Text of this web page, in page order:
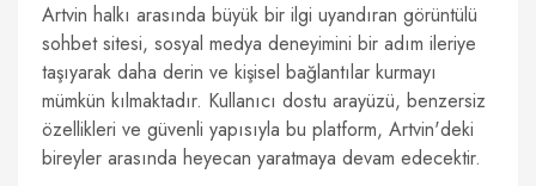
Artvin halkı arasında büyük bir ilgi uyandıran görüntülü
sohbet sitesi, sosyal medya deneyimini bir adım ileriye
taşıyarak daha derin ve kişisel bağlantılar kurmayı
mümkün kılmaktadır. Kullanıcı dostu arayüzü, benzersiz
özellikleri ve güvenli yapısıyla bu platform, Artvin'deki
bireyler arasında heyecan yaratmaya devam edecektir.